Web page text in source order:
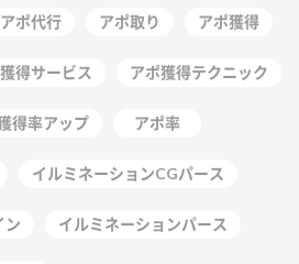
アポ代行 アポ取り アポ獲得
得サービス アポ獲得テクニック
得率アップ アポ率
イルミネーションCGパース
ン イルミネーションパース